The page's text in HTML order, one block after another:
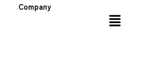
Company